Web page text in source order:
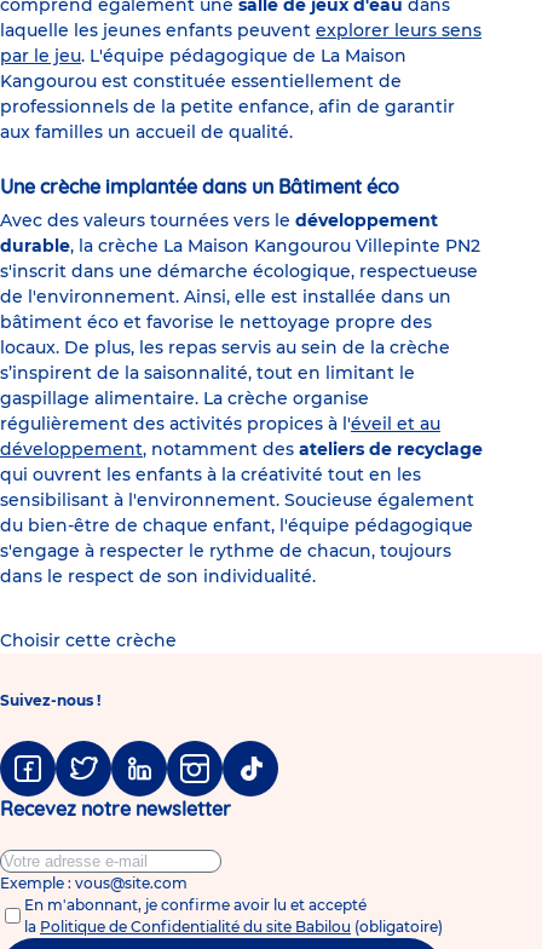
comprend également une salle de jeux d'eau dans
laquelle les jeunes enfants peuvent explorer leurs sens
par le jeu. L'équipe pédagogique de La Maison
Kangourou est constituée essentiellement de
professionnels de la petite enfance, afin de garantir
aux familles un accueil de qualité.
Une crèche implantée dans un Bâtiment éco
Avec des valeurs tournées vers le développement
durable, la crèche La Maison Kangourou Villepinte PN2
s'inscrit dans une démarche écologique, respectueuse
de l'environnement. Ainsi, elle est installée dans un
bâtiment éco et favorise le nettoyage propre des
locaux. De plus, les repas servis au sein de la crèche
s’inspirent de la saisonnalité, tout en limitant le
gaspillage alimentaire. La crèche organise
régulièrement des activités propices à l'éveil et au
développement, notamment des ateliers de recyclage
qui ouvrent les enfants à la créativité tout en les
sensibilisant à l'environnement. Soucieuse également
du bien-être de chaque enfant, l'équipe pédagogique
s'engage à respecter le rythme de chacun, toujours
dans le respect de son individualité.
Choisir cette crèche
Suivez-nous !
FacebookTwitter LinkedinInstagramTiktok
Recevez notre newsletter
Exemple : vous@site.com
En m'abonnant, je confirme avoir lu et accepté
la Politique de Confidentialité du site Babilou (obligatoire)